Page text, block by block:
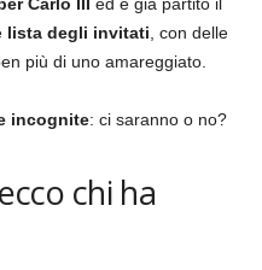
lista degli invitati , con delle
più di uno amareggiato.
incognite: ci saranno o no?
chi ha